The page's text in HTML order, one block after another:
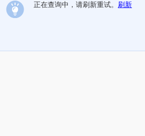
正在查询中，请刷新重试。 刷新